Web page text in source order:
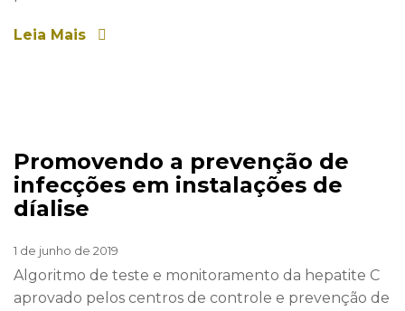
Leia Mais
Promovendo a prevenção de
infecções em instalações de
díalise
1 de junho de 2019
Algoritmo de teste e monitoramento da hepatite C
aprovado pelos centros de controle e prevenção de